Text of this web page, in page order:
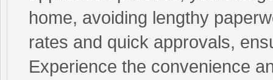
home, avoiding lengthy
rates and quick approvals,
Experience the convenience